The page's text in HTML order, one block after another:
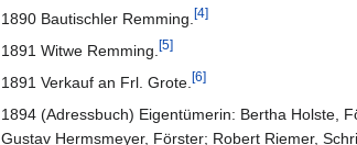
1890 Bautischler Remming.[4]
1891 Witwe Remming.[5]
1891 Verkauf an Frl. Grote.[6]
1894 (Adressbuch) Eigentümerin: Bertha Holste,
Gustav Hermsmeyer, Förster; Robert Riemer,